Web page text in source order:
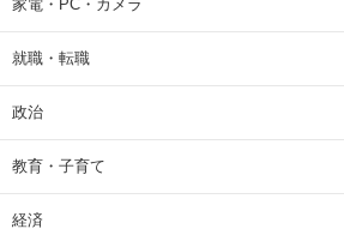
家電・PC・カメラ
就職・転職
政治
教育・子育て
経済